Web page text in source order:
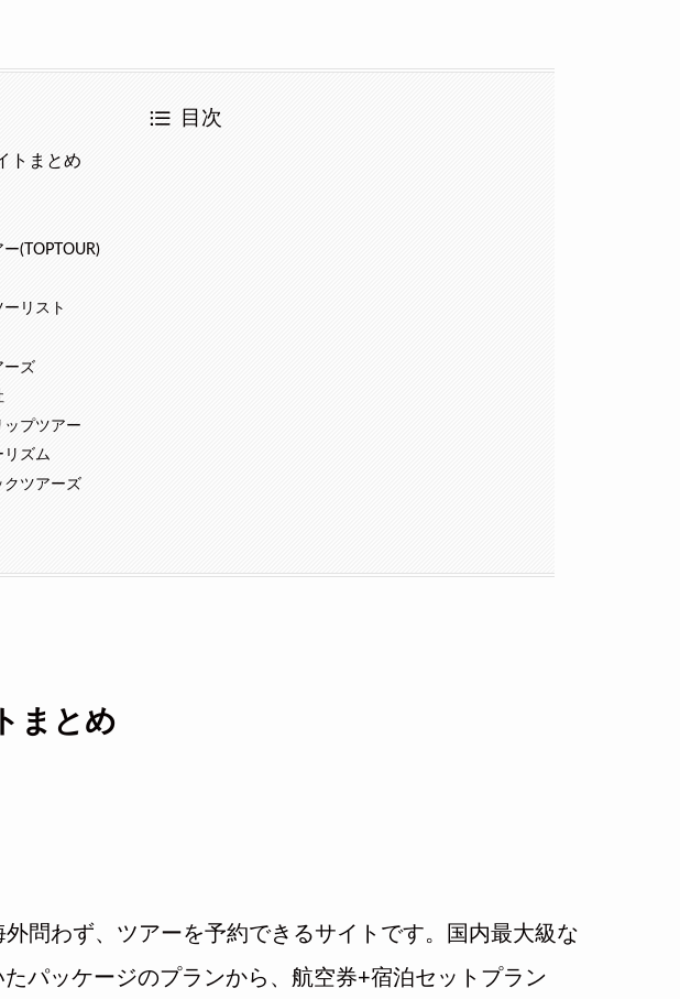
目次
トまとめ
ー(TOPTOUR)
リスト
ーズ
ップツアー
リズム
クツアーズ
まとめ
外問わず、ツアーを予約できるサイトです。国内最大級な
パッケージのプランから、航空券+宿泊セットプラン